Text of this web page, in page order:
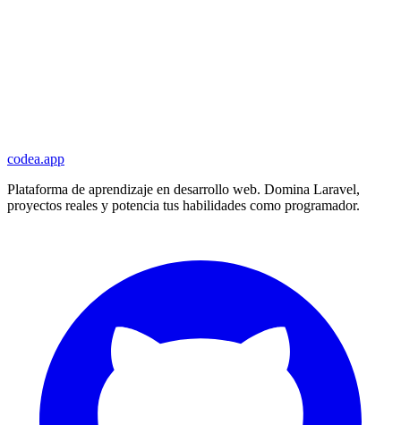
codea.app
Plataforma de aprendizaje en desarrollo web. Domina Laravel,
proyectos reales y potencia tus habilidades como programador.